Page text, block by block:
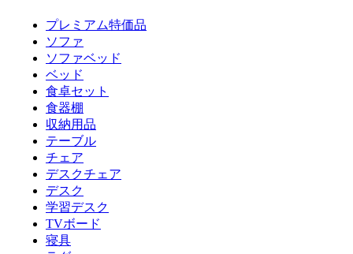
プレミアム特価品
ソファ
ソファベッド
ベッド
食卓セット
食器棚
収納用品
テーブル
チェア
デスクチェア
デスク
学習デスク
TVボード
寝具